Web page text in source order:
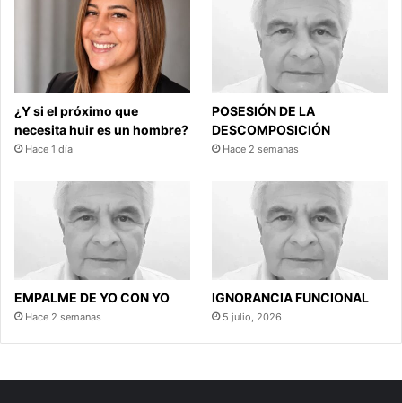
¿Y si el próximo que
necesita huir es un hombre?
Hace 1 día
POSESIÓN DE LA
DESCOMPOSICIÓN
Hace 2 semanas
EMPALME DE YO CON YO
Hace 2 semanas
IGNORANCIA FUNCIONAL
5 julio, 2026